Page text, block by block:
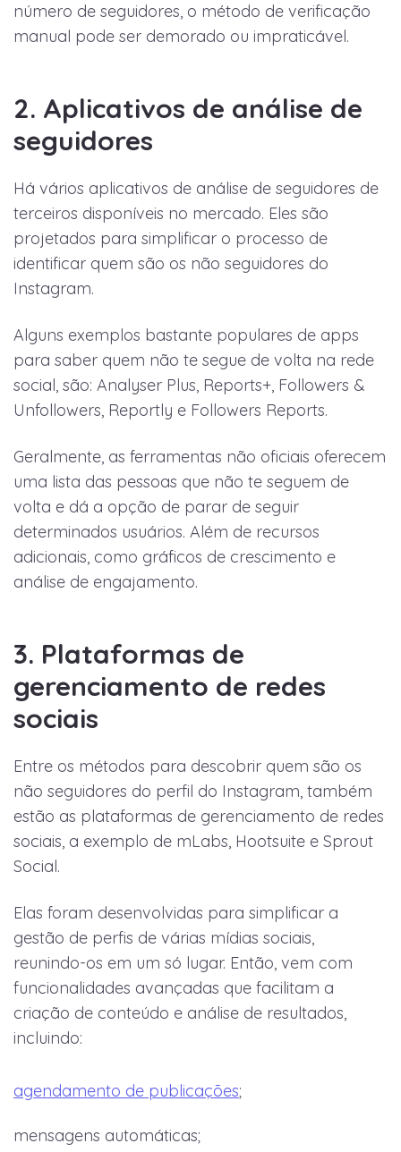
número de seguidores, o método de verificação
manual pode ser demorado ou impraticável.
2. Aplicativos de análise de
seguidores
Há vários aplicativos de análise de seguidores de
terceiros disponíveis no mercado. Eles são
projetados para simplificar o processo de
identificar quem são os não seguidores do
Instagram.
Alguns exemplos bastante populares de apps
para saber quem não te segue de volta na rede
social, são: Analyser Plus, Reports+, Followers &
Unfollowers, Reportly e Followers Reports.
Geralmente, as ferramentas não oficiais oferecem
uma lista das pessoas que não te seguem de
volta e dá a opção de parar de seguir
determinados usuários. Além de recursos
adicionais, como gráficos de crescimento e
análise de engajamento.
3. Plataformas de
gerenciamento de redes
sociais
Entre os métodos para descobrir quem são os
não seguidores do perfil do Instagram, também
estão as plataformas de gerenciamento de redes
sociais, a exemplo de mLabs, Hootsuite e Sprout
Social.
Elas foram desenvolvidas para simplificar a
gestão de perfis de várias mídias sociais,
reunindo-os em um só lugar. Então, vem com
funcionalidades avançadas que facilitam a
criação de conteúdo e análise de resultados,
incluindo:
agendamento de publicações;
mensagens automáticas;